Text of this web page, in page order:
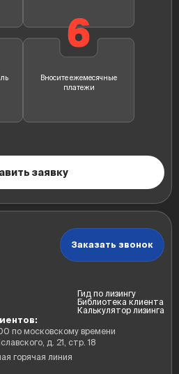
Вносите ежемесячные
платежи
заявку
Заказать звонок
Гид по лизингу
Библиотека клиента
Калькулятор лизинга
по московскому времени
д. 21, стр. 18
горячая линия